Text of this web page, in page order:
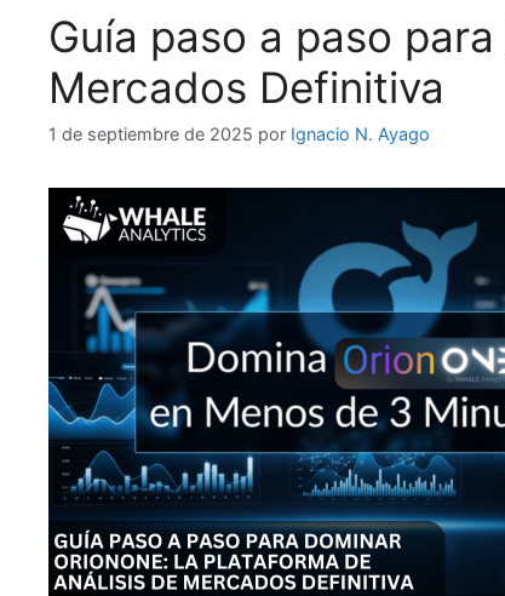
Guía paso a paso
Mercados Definitiva
1 de septiembre de 2025 por Ignacio N. Ayago